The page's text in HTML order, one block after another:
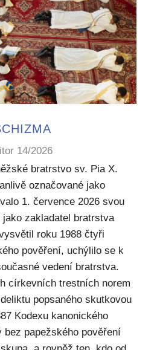
14/2026
bratrstvo sv. Pia X.
označované jako
1. července 2026 svou
zakladatel bratrstva
roku 1988 čtyři
pověření, uchýlilo se k
vedení bratrstva.
církevních trestních norem
popsaného skutkovou
Kodexu kanonického
bez papežského pověření